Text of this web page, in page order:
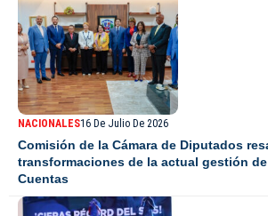
NACIONALES16 De Julio De 2026
Comisión de la Cámara de Diputados
transformaciones de la actual gestión de
Cuentas